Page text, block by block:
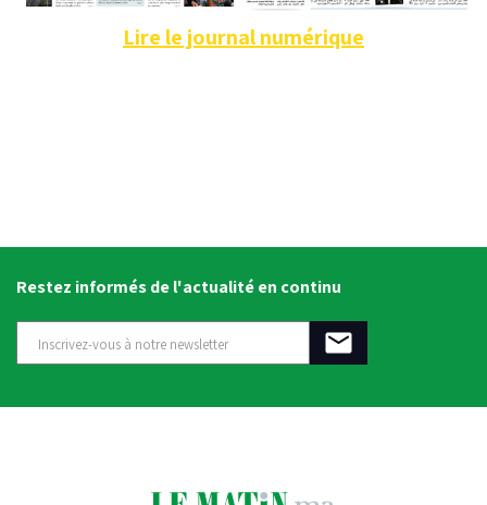
Lire le journal numérique
Restez informés de l'actualité en continu